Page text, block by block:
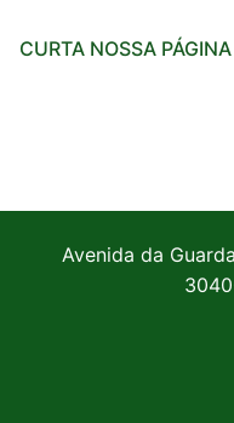
CURTA NOSSA PÁGINA
Avenida da